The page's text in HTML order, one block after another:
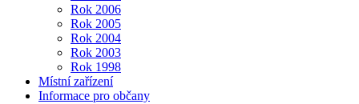
Rok 2006
Rok 2005
Rok 2004
Rok 2003
Rok 1998
Místní zařízení
Informace pro občany